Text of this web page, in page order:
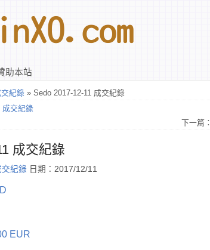
助本站
交紀錄 » Sedo 2017-12-11 成交紀錄
成交紀錄
下一篇：
成交紀錄
交紀錄 日期：2017/12/11
EUR